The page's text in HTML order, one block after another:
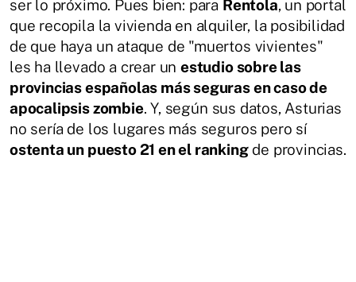
ser lo próximo. Pues bien: para Rentola, un portal
que recopila la vivienda en alquiler, la posibilidad
de que haya un ataque de "muertos vivientes"
les ha llevado a crear unestudio sobre las
provincias españolas más seguras en caso de
apocalipsis zombie. Y, según sus datos, Asturias
no sería de los lugares más seguros pero sí
ostenta un puesto 21 en el rankingde provincias.